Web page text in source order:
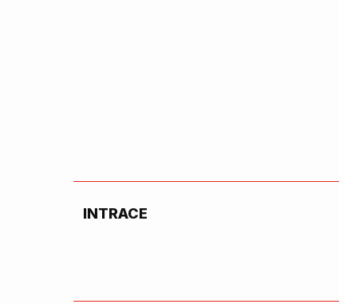
INTRACE